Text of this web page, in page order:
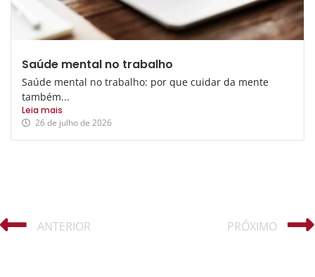
Saúde mental no trabalho
Saúde mental no trabalho: por que cuidar da mente
também...
Leia mais
26 de julho de 2026
ANTERIOR PRÓXIMO